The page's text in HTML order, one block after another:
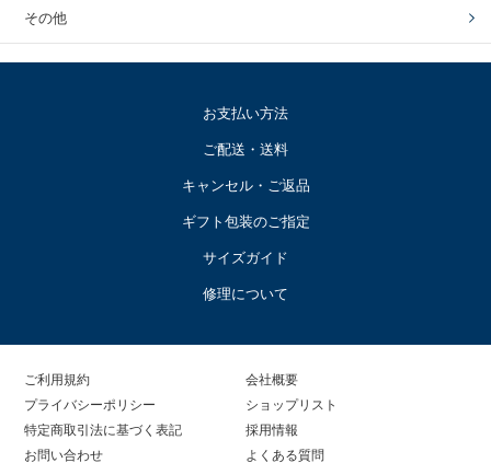
その他
お支払い方法
ご配送・送料
キャンセル・ご返品
ギフト包装のご指定
サイズガイド
修理について
ご利用規約
プライバシーポリシー
特定商取引法に基づく表記
お問い合わせ
会社概要
ショップリスト
採用情報
よくある質問